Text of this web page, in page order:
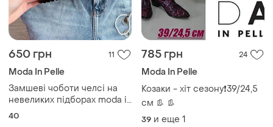
650 грн 11
Moda In Pelle
Замшеві чоботи челсі на
невеликих підборах moda in
pelle
40
785 грн 24
Moda In Pelle
Козаки - хіт сезону❗39/24,5
см 👢 👢
39 и еще 1